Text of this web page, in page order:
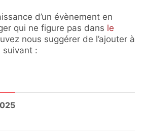
d’un évènement en
qui ne figure pas dans le
nous suggérer de l’ajouter à
suivant :